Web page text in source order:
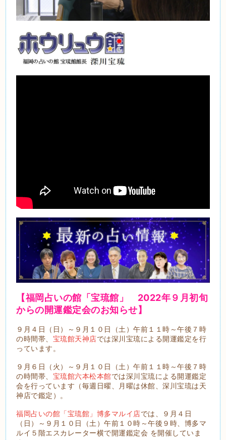
【福岡占いの館「宝琉館」 2022年９月初旬
からの開運鑑定会のお知らせ】
９月４日（日）～９月１０日（土）午前１１時～午後７時
の時間帯、 宝琉館天神店では深川宝琉による開運鑑定を行
っています。
９月６日（火）～９月１０日（土）午前１１時～午後７時
の時間帯、 宝琉館六本松本館では深川宝琉による開運鑑定
会を行っています（毎週日曜、月曜は休館、深川宝琉は天
神店で鑑定）。
福岡占いの館「宝琉館」博多マルイ店では、９月４日
（日）～９月１０日（土）午前１０時～午後９時、博多マ
ルイ５階エスカレーター横で開運鑑定会 を開催していま